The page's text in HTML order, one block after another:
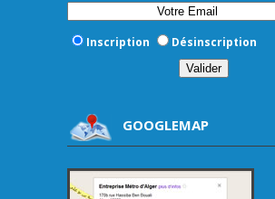
Inscription Désinscription
GOOGLEMAP